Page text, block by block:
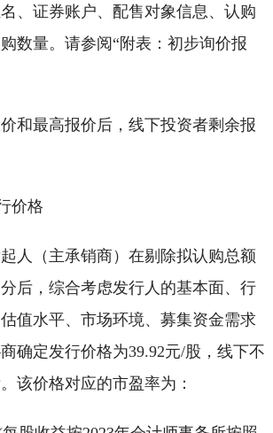
、证券账户、配售对象信息、认购
数量。请参阅“附表：初步询价报
最高报价后，线下投资者剩余报
价格
（主承销商）在剔除拟认购总额
后，综合考虑发行人的基本面、行
值水平、市场环境、募集资金需求
确定发行价格为39.92元/股，线下不
该价格对应的市盈率为：